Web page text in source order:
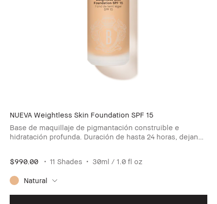
NUEVA Weightless Skin Foundation SPF 15
Base de maquillaje de pigmantación construible e
hidratación profunda. Duración de hasta 24 horas, dejando
$990.00
11 Shades 30ml / 1.0 fl oz
Natural